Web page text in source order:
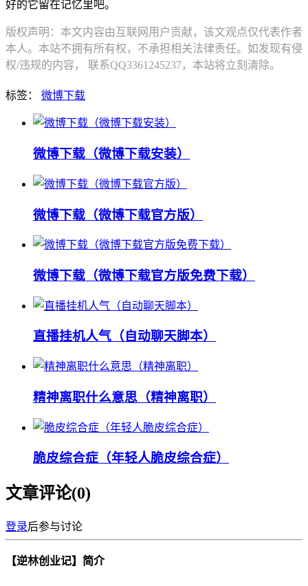
好的它留在记忆里吧。
版权声明：本文内容由互联网用户贡献，该文观点仅代表作者
本人。本站不拥有所有权，不承担相关法律责任。如发现有侵
权/违规的内容， 联系QQ3361245237，本站将立刻清除。
标签： 微博下载
微博下载（微博下载安装）
微博下载（微博下载官方版）
微博下载（微博下载官方版免费下载）
直播挂机人气（自动聊天脚本）
精神离职什么意思（精神离职）
脆皮综合症（年轻人脆皮综合症）
文章评论(0)
登录后参与讨论
【逆林创业记】简介